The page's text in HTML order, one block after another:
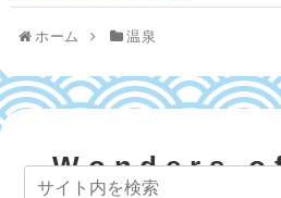
ホーム 温泉
Wonders